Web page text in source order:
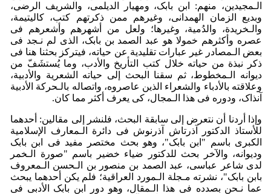
الـمجیدین، منهم: ابن بابک، ومهیار الدیلمی، والشریف الرضی،
وبدیع الزمان الهمدانی، وغیرهم ممن ذکرتهم کتب، کالیتیمة،
والـخریدة، والدُمیة، وغیرها؛ ولعل من أشهرهم وأشعرهم فی
عصره وأکثرهم خمولا هو عبد الصمد بن بابک، الذی لم نـجد فی
بعض الـمصادر غیر عبارات تقلیدیة عن حیاته، فیترکز بحثنا هنا فی
ذکر نبذة من حیاته خلال کتب التأریخ والأدب، وما یُستشَفّ من
دیوانه الـمخطوط، ثم سقنا البحث إلى حیاته الشعریة والأدبیة،
وعلاقته بالأدباء والشعراء الذین عاصروه، واتصاله بالـحرکة الأدبیة
آنذاک، ودوره فی هذا الـمجال، کی یعرف أکثر مما کان.
وإذا أردنا أن نتعرض إلى سابقة البحث، فلنشر إلى مقالین: أحدهما
للأستاذ الدکتور آذرتاش آذرنوش فی دائرة الـمعارف الإسلامیة
الکبرى باسم "ابن بابک"، وهو بحث مختصر مفید فی ابن بابک
ودیوانه، والآخر بحث للدکتور ضیاء خضیر باسم "صورة الـخمر
لدى شاعر عباسی، عبد الصمد بن منصور بن الـحسن الـمعروف
بابن بابک"، نشرته مـجلة الـمورد العراقیة؛ فلم یکن أحدهما یبحث
عما نـحن بصدده فی هذا الـمقال، وهو دور ابن بابک الأدبی فی